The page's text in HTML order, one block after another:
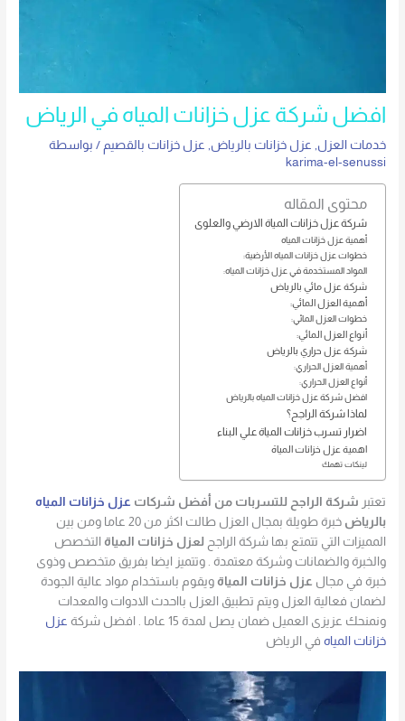
افضل شركة عزل خزانات المياه في الرياض
خدمات العزل عزل خزانات بالرياض عزل خزانات بالقصيم / بواسطة
karima-el-senussi
محتوى المقاله
شركة عزل خزانات المياة الارضي والعلوى
أهمية عزل خزانات المياه
خطوات عزل خزانات المياه الأرضية:
المواد المستخدمة في عزل خزانات المياه:
شركة عزل مائي بالرياض
أهمية العزل المائي:
خطوات العزل المائي:
أنواع العزل المائي:
شركة عزل حراري بالرياض
أهمية العزل الحراري:
أنواع العزل الحراري:
افضل شركة عزل خزانات المياه بالرياض
لماذا شركة الراجح؟
اضرار تسرب خزانات المياة علي البناء
اهمية عزل خزانات المياة
لينكات تهمك
تعتبر شركة الراجح للتسربات من أفضل شركات عزل خزانات المياه
بالرياض
خبرة طويلة بمجال العزل طالت اكثر من 20 عاما ومن بين
المميزات التي تتمتع بها شركة الراجح لعزل خزانات المياة التخصص
والخبرة والضمانات وشركة معتمدة . وتتميز ايضا بفريق متخصص وذوى
خبرة في مجال عزل خزانات المياة ويقوم باستخدام مواد عالية الجودة
لضمان فعالية العزل ويتم تطبيق العزل بااحدث الادوات والمعدات
ونمنحك عزيزى العميل ضمان يصل لمدة 15 عاما . افضل شركة
عزل
خزانات المياه في الرياض